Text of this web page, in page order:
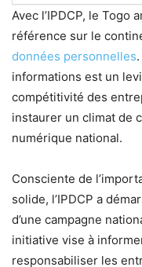
Avec l’IPDCP, le Togo
référence sur le
données personnelles
informations est un
compétitivité des
instaurer un climat de
numérique national.
Consciente de
solide, l’IPDCP a
d’une campagne
initiative vise à
responsabiliser les